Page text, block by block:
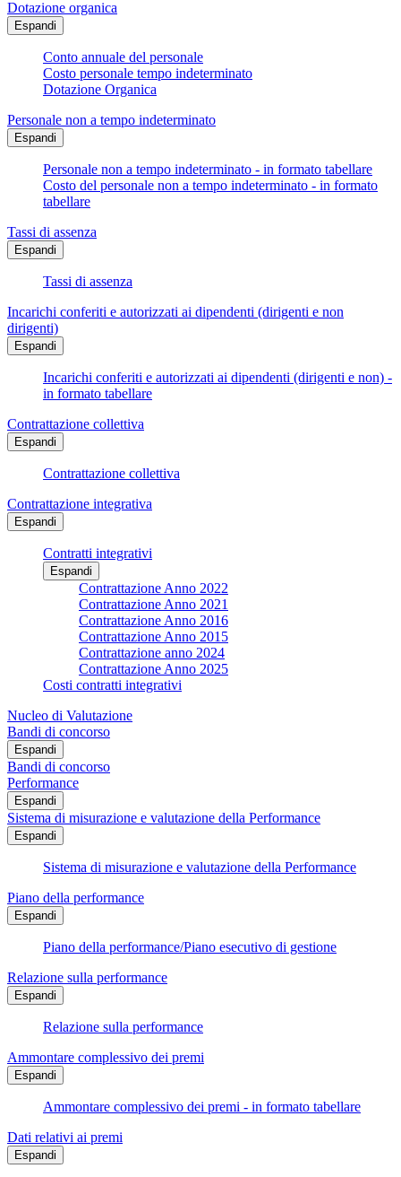
Dotazione organica
Espandi
Conto annuale del personale
Costo personale tempo indeterminato
Dotazione Organica
Personale non a tempo indeterminato
Espandi
Personale non a tempo indeterminato - in formato tabellare
Costo del personale non a tempo indeterminato - in formato
tabellare
Tassi di assenza
Espandi
Tassi di assenza
Incarichi conferiti e autorizzati ai dipendenti (dirigenti e non
dirigenti)
Espandi
Incarichi conferiti e autorizzati ai dipendenti (dirigenti e non) -
in formato tabellare
Contrattazione collettiva
Espandi
Contrattazione collettiva
Contrattazione integrativa
Espandi
Contratti integrativi
Espandi
Contrattazione Anno 2022
Contrattazione Anno 2021
Contrattazione Anno 2016
Contrattazione Anno 2015
Contrattazione anno 2024
Contrattazione Anno 2025
Costi contratti integrativi
Nucleo di Valutazione
Bandi di concorso
Espandi
Bandi di concorso
Performance
Espandi
Sistema di misurazione e valutazione della Performance
Espandi
Sistema di misurazione e valutazione della Performance
Piano della performance
Espandi
Piano della performance/Piano esecutivo di gestione
Relazione sulla performance
Espandi
Relazione sulla performance
Ammontare complessivo dei premi
Espandi
Ammontare complessivo dei premi - in formato tabellare
Dati relativi ai premi
Espandi